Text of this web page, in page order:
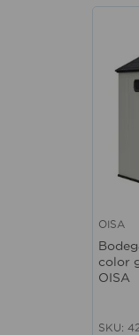
OISA
color
OISA
SKU: